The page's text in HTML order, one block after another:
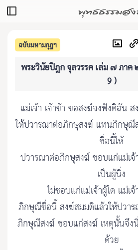
พุทธธรรมส
ฉบับมหามกุฏฯ
พระวินัยปิฎก จุลวรรค เล่ม ๗ ภาค
9 )
แม่เจ้า เจ้าข้า ขอสงฆ์จงฟังดิฉัน
ให้ปวารณาต่อภิกษุสงฆ์ แทนภิกษุ
ชื่อนี้ให้
ปวารณาต่อภิกษุสงฆ์ ชอบแก่แม่เจ้
เป็นผู้นิ่ง
ไม่ชอบแก่แม่เจ้าผู้ใด แม่เ
ภิกษุณีชื่อนี้ สงฆ์สมมติแล้วให้ปวา
ภิกษุณีสงฆ์ ชอบแก่สงฆ์ เหตุนั้นจึง
ด้วย